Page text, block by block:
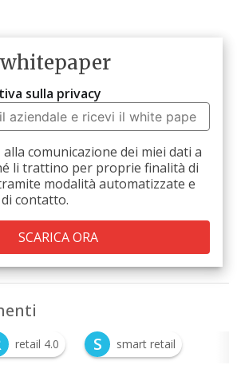
sulla privacy
comunicazione dei miei dati a
li trattino per proprie finalità di
modalità automatizzate e
contatto.
retail 4.0 S smart retail